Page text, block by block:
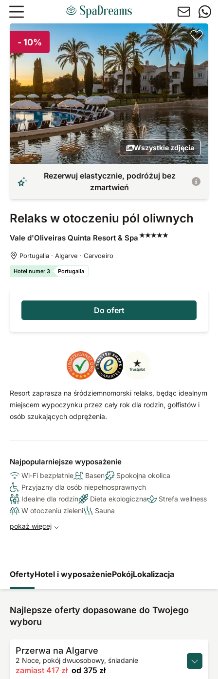
Przejdź do głównej treści
- 10%
Wszystkie zdjęcia
Rezerwuj elastycznie, podróżuj bez
zmartwień
Relaks w otoczeniu pól oliwnych
Vale d'Oliveiras Quinta Resort & Spa
Portugalia · Algarve · Carvoeiro
Hotel numer 3 Portugalia
Do ofert
Resort zaprasza na śródziemnomorski relaks, będąc idealnym
miejscem wypoczynku przez cały rok dla rodzin, golfistów i
osób szukających odprężenia.
Najpopularniejsze wyposażenie
Wi-Fi bezpłatnie Basen
Spokojna okolica
Przyjazny dla osób niepełnosprawnych
Idealne dla rodzin
Dieta ekologiczna
Strefa wellness
W otoczeniu zieleni
Sauna
pokaż więcej
OfertyHotel i wyposażeniePokójLokalizacja
Najlepsze oferty dopasowane do Twojego
wyboru
Przerwa na Algarve
2 Noce, pokój dwuosobowy, śniadanie
zamiast 417 zł od 375 zł